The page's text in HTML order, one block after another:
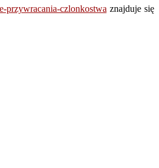
przywracania-czlonkostwa znajduje się